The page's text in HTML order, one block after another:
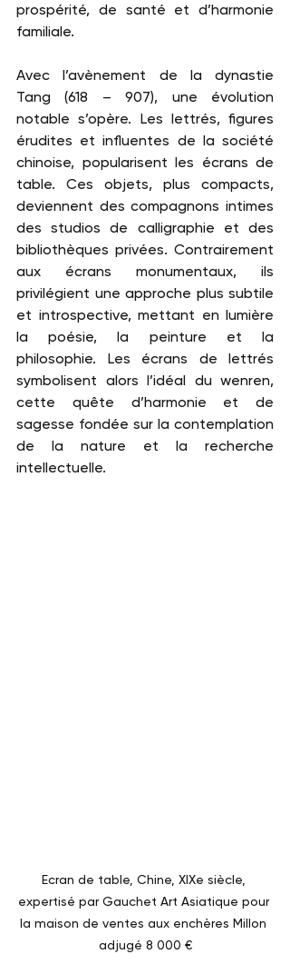
prospérité, de santé et d’harmonie
familiale.
Avec l’avènement de la dynastie
Tang (618 – 907), une évolution
notable s’opère. Les lettrés, figures
érudites et influentes de la société
chinoise, popularisent les écrans de
table. Ces objets, plus compacts,
deviennent des compagnons intimes
des studios de calligraphie et des
bibliothèques privées. Contrairement
aux écrans monumentaux, ils
privilégient une approche plus subtile
et introspective, mettant en lumière
la poésie, la peinture et la
philosophie. Les écrans de lettrés
symbolisent alors l’idéal du wenren,
cette quête d’harmonie et de
sagesse fondée sur la contemplation
de la nature et la recherche
intellectuelle.
Ecran de table, Chine, XIXe siècle,
expertisé par Gauchet Art Asiatique pour
la maison de ventes aux enchères Millon
adjugé 8 000 €